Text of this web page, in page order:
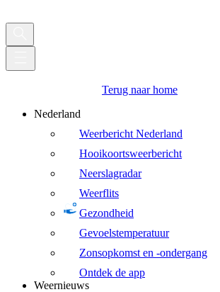
Terug naar home
Nederland
Weerbericht Nederland
Hooikoortsweerbericht
Neerslagradar
Weerflits
Gezondheid
Gevoelstemperatuur
Zonsopkomst en -ondergang
Ontdek de app
Weernieuws